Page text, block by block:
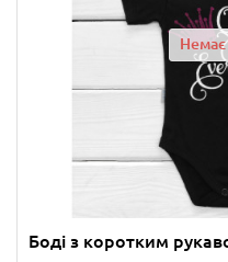
Немає
Боді з коротким